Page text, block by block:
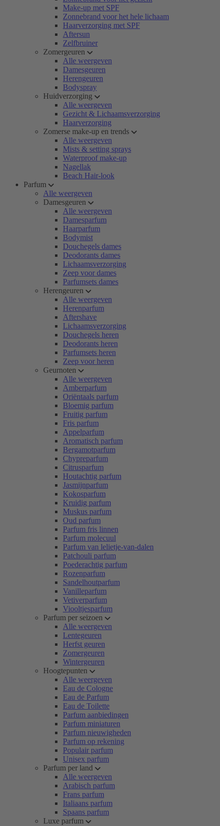
Make-up met SPF
Zonnebrand voor het hele lichaam
Haarverzorging met SPF
Aftersun
Zelfbruiner
Zomergeuren
Alle weergeven
Damesgeuren
Herengeuren
Bodyspray
Huidverzorging
Alle weergeven
Gezicht & Lichaamsverzorging
Haarverzorging
Zomerse make-up en trends
Alle weergeven
Mists & setting sprays
Waterproof make-up
Nagellak
Beach Hair-look
Parfum
Alle weergeven
Damesgeuren
Alle weergeven
Damesparfum
Haarparfum
Bodymist
Douchegels dames
Deodorants dames
Lichaamsverzorging
Zeep voor dames
Parfumsets dames
Herengeuren
Alle weergeven
Herenparfum
Aftershave
Lichaamsverzorging
Douchegels heren
Deodorants heren
Parfumsets heren
Zeep voor heren
Geurnoten
Alle weergeven
Amberparfum
Oriëntaals parfum
Bloemig parfum
Fruitig parfum
Fris parfum
Appelparfum
Aromatisch parfum
Bergamotparfum
Chypreparfum
Citrusparfum
Houtachtig parfum
Jasmijnparfum
Kokosparfum
Kruidig parfum
Muskus parfum
Oud parfum
Parfum fris linnen
Parfum molecuul
Parfum van lelietje-van-dalen
Patchouli parfum
Poederachtig parfum
Rozenparfum
Sandelhoutparfum
Vanilleparfum
Vetiverparfum
Viooltjesparfum
Parfum per seizoen
Alle weergeven
Lentegeuren
Herfst geuren
Zomergeuren
Wintergeuren
Hoogtepunten
Alle weergeven
Eau de Cologne
Eau de Parfum
Eau de Toilette
Parfum aanbiedingen
Parfum miniaturen
Parfum nieuwigheden
Parfum op rekening
Populair parfum
Unisex parfum
Parfum per land
Alle weergeven
Arabisch parfum
Frans parfum
Italiaans parfum
Spaans parfum
Luxe parfum